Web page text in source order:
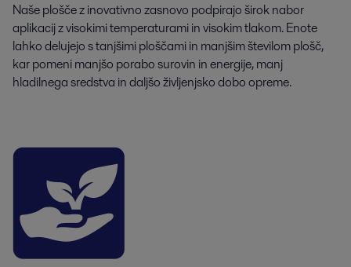
Naše plošče z inovativno zasnovo podpirajo širok nabor
aplikacij z visokimi temperaturami in visokim tlakom. Enote
lahko delujejo s tanjšimi ploščami in manjšim številom plošč,
kar pomeni manjšo porabo surovin in energije, manj
hladilnega sredstva in daljšo življenjsko dobo opreme.